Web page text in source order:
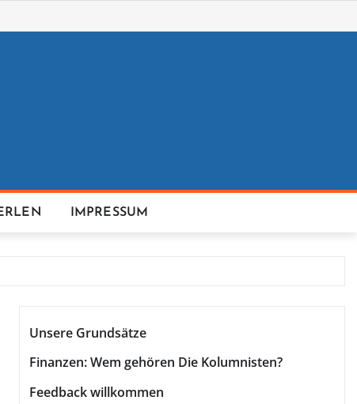
IMPRESSUM
Unsere Grundsätze
Finanzen: Wem gehören Die Kolumnisten?
Feedback willkommen